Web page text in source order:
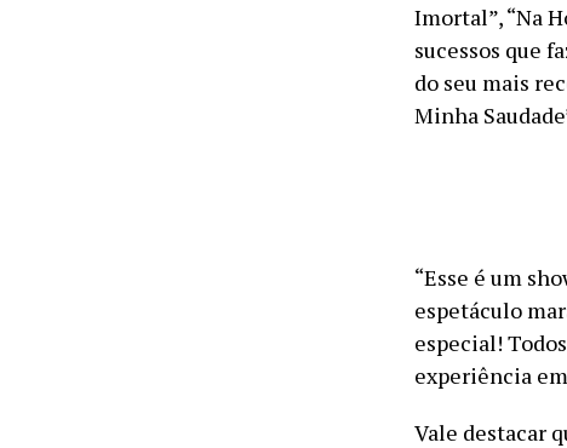
Imortal”, “Na
sucessos que
do seu mais
Minha
“Esse é um
espetáculo
especial!
experiência
Vale destacar